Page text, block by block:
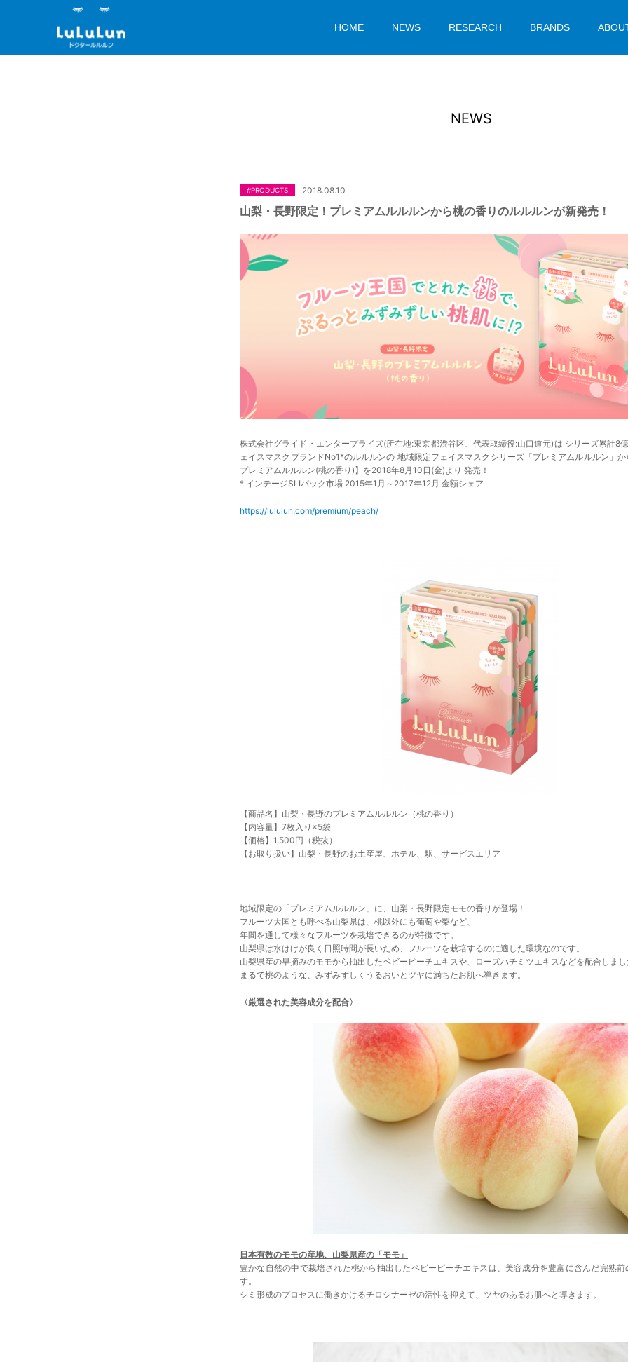
HOME NEWS RESEARCH BRANDS
NEWS
#PRODUCTS 2018.08.10
山梨・長野限定！プレミアムルルルンから桃の香りのルルルンが新発売！
株式会社グライド・エンタープライズ(所在地:東京都渋谷区、代表取締役:山口道元)は シリーズ累計8
ェイスマスクブランドNo1*のルルルンの 地域限定フェイスマスクシリーズ「プレミアムルルルン」
プレミアムルルルン(桃の香り)】を2018年8月10日(金)より 発売！
* インテージSLIパック市場 2015年1月～2017年12月 金額シェア
https://lululun.com/premium/peach/
【商品名】山梨・長野のプレミアムルルルン（桃の香り）
【内容量】7枚入り×5袋
【価格】1,500円（税抜）
【お取り扱い】山梨・長野のお土産屋、ホテル、駅、サービスエリア
地域限定の「プレミアムルルルン」に、山梨・長野限定モモの香りが登場！
フルーツ大国とも呼べる山梨県は、桃以外にも葡萄や梨など、
年間を通して様々なフルーツを栽培できるのが特徴です。
山梨県は水はけが良く日照時間が長いため、フルーツを栽培するのに適した環境なのです。
山梨県産の早摘みのモモから抽出したベビーピーチエキスや、ローズハチミツエキスなどを配合しま
まるで桃のような、みずみずしくうるおいとツヤに満ちたお肌へ導きます。
〈厳選された美容成分を配合〉
日本有数のモモの産地、山梨県産の「モモ」
豊かな自然の中で栽培された桃から抽出したベビーピーチエキスは、美容成分を豊富に含んだ完熟
す。
シミ形成のプロセスに働きかけるチロシナーゼの活性を抑えて、ツヤのあるお肌へと導きます。